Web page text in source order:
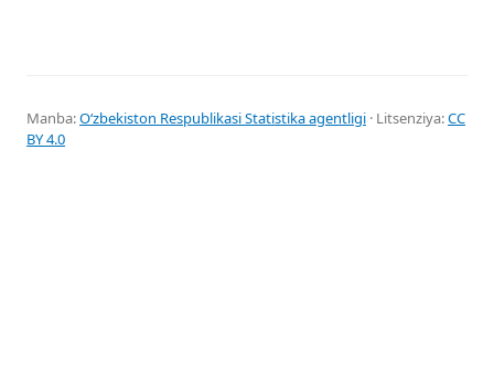
Manba:Oʻzbekiston Respublikasi Statistika agentligi · Litsenziya:CC
BY 4.0